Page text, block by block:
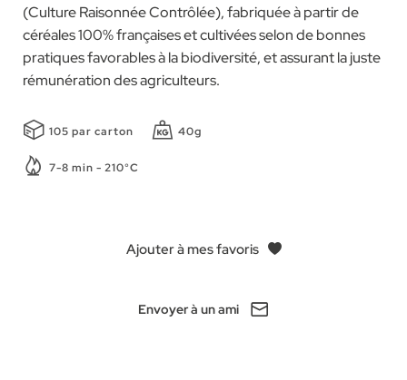
(Culture Raisonnée Contrôlée), fabriquée à partir de
céréales 100% françaises et cultivées selon de bonnes
pratiques favorables à la biodiversité, et assurant la juste
rémunération des agriculteurs.
105 par carton 40g
7-8 min - 210°C
Ajouter à mes favoris
Envoyer à un ami